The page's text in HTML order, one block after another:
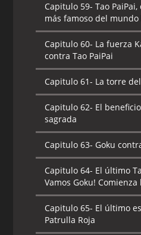
Capitulo 59- Tao
más famoso del
Capitulo 60- La fuerza
contra Tao PaiPai
Capitulo 61- La torre
Capitulo 62- El
sagrada
Capitulo 63- Goku
Capitulo 64- El último
Vamos Goku! Comienza
Capitulo 65- El último
Patrulla Roja